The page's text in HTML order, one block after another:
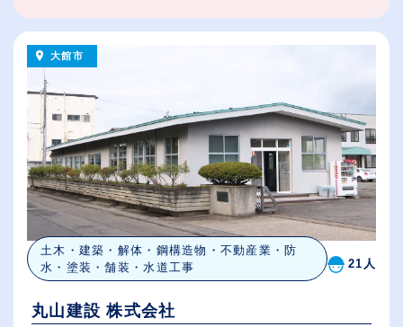
大館市
土木・建築・解体・鋼構造物・不動産業・防
水・塗装・舗装・水道工事
21人
丸山建設 株式会社